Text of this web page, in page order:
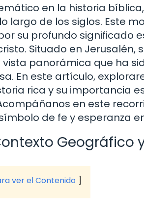
en la historia
largo de los siglos. Este
su profundo significado
Situado en Jerusalén,
panorámica que ha
En este artículo,
rica y su importancia
en este
de fe y esperanza
Geográfico
ver el Contenido